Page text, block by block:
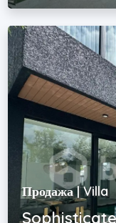
Продажа | Villa